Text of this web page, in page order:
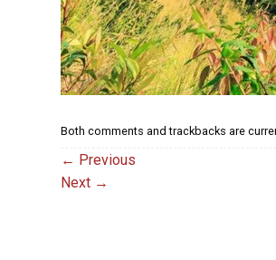
Both comments and trackbacks are
← Previous
Next →